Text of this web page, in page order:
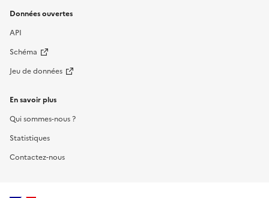
Données ouvertes
API
Schéma
Jeu de données
En savoir plus
Qui sommes-nous ?
Statistiques
Contactez-nous